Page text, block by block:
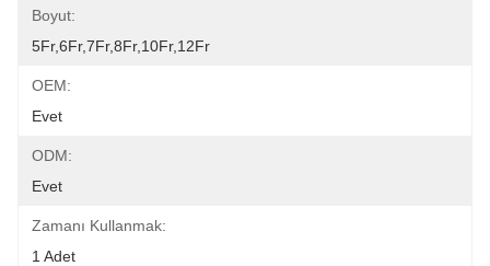
Boyut:
5Fr,6Fr,7Fr,8Fr,10Fr,12Fr
OEM:
Evet
ODM:
Evet
Zamanı Kullanmak:
1 Adet